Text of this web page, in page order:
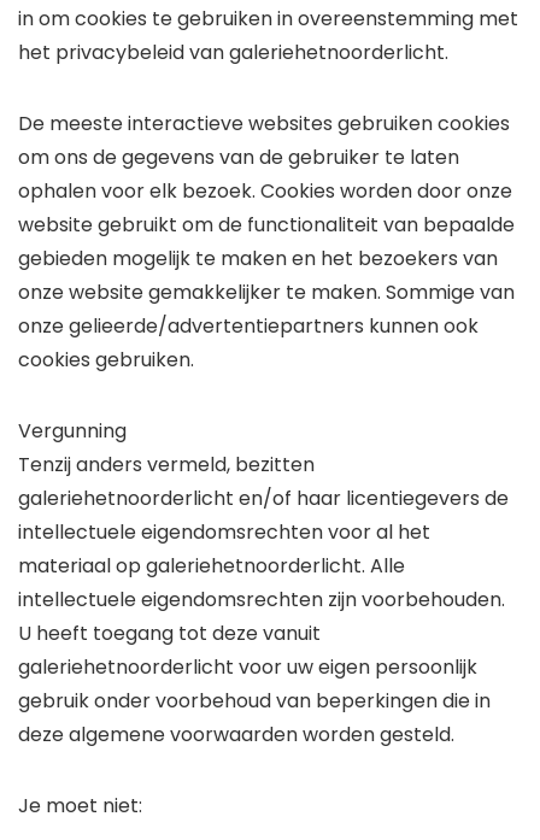
in om cookies te gebruiken in overeenstemming met
het privacybeleid van galeriehetnoorderlicht.
De meeste interactieve websites gebruiken cookies
om ons de gegevens van de gebruiker te laten
ophalen voor elk bezoek. Cookies worden door onze
website gebruikt om de functionaliteit van bepaalde
gebieden mogelijk te maken en het bezoekers van
onze website gemakkelijker te maken. Sommige van
onze gelieerde/advertentiepartners kunnen ook
cookies gebruiken.
Vergunning
Tenzij anders vermeld, bezitten
galeriehetnoorderlicht en/of haar licentiegevers de
intellectuele eigendomsrechten voor al het
materiaal op galeriehetnoorderlicht. Alle
intellectuele eigendomsrechten zijn voorbehouden.
U heeft toegang tot deze vanuit
galeriehetnoorderlicht voor uw eigen persoonlijk
gebruik onder voorbehoud van beperkingen die in
deze algemene voorwaarden worden gesteld.
Je moet niet: